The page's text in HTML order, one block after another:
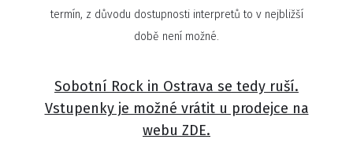
termín, z důvodu dostupnosti interpretů to v nejbližší
době není možné.
Sobotní Rock in Ostrava se tedy ruší.
Vstupenky je možné vrátit u prodejce na
webu ZDE.